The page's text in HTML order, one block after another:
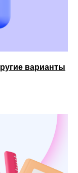
варианты